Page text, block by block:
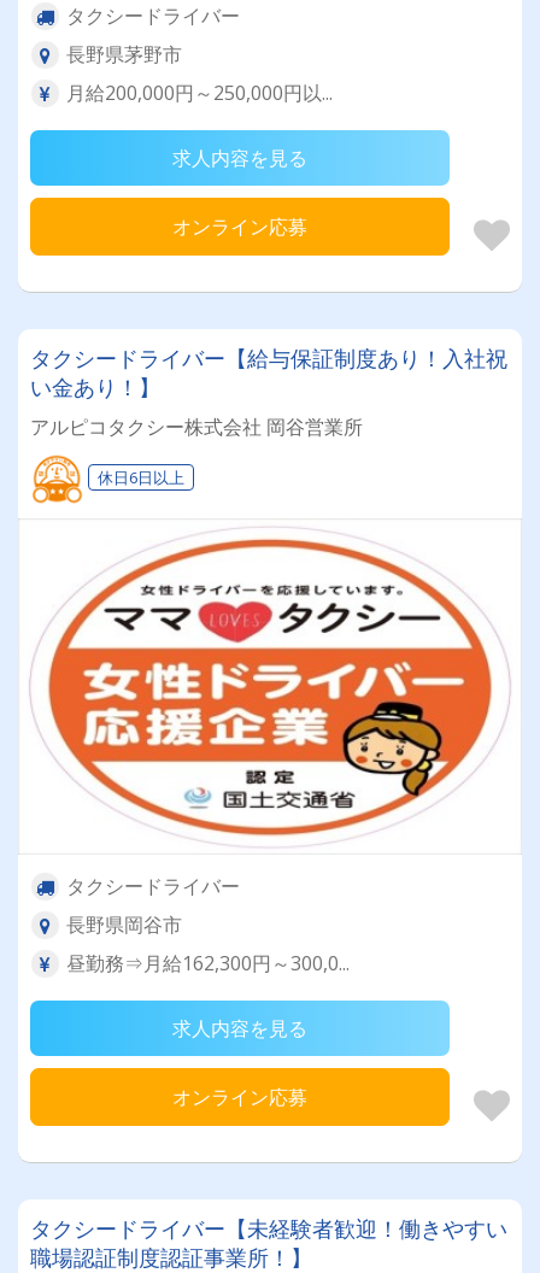
タクシードライバー
長野県茅野市
月給200,000円～250,000円以...
求人内容を見る
オンライン応募
タクシードライバー【給与保証制度あり！入社祝
い金あり！】
アルピコタクシー株式会社 岡谷営業所
休日6日以上
タクシードライバー
長野県岡谷市
昼勤務⇒月給162,300円～300,0...
求人内容を見る
オンライン応募
タクシードライバー【未経験者歓迎！働きやすい
職場認証制度認証事業所！】